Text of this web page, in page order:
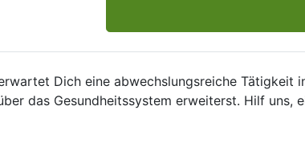
Dich eine abwechslungsreiche Tätigkeit
das Gesundheitssystem erweiterst. Hilf uns,